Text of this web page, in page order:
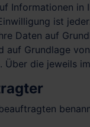
Informationen
ist
Daten auf
Grundlage
Über die jeweils